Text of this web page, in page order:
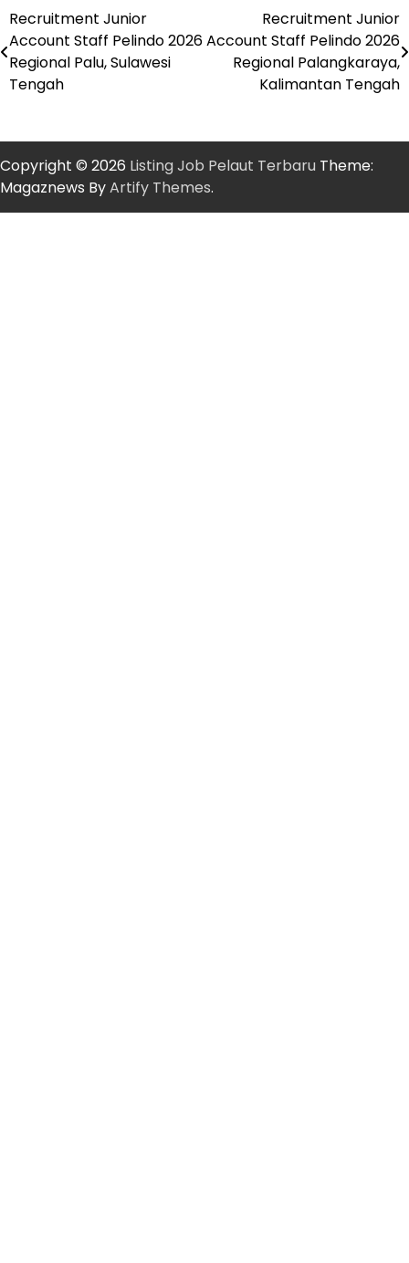
Post
navigation
Recruitment Junior
Account Staff Pelindo 2026
Regional Palu, Sulawesi
Tengah
Recruitment Junior
Account Staff Pelindo 2026
Regional Palangkaraya,
Kalimantan Tengah
Copyright © 2026 Listing Job Pelaut Terbaru Theme:
Magaznews ByArtify Themes.